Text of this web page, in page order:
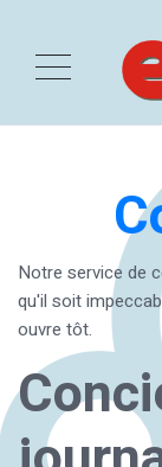
Notre service de
qu'il soit
ouvre tôt.